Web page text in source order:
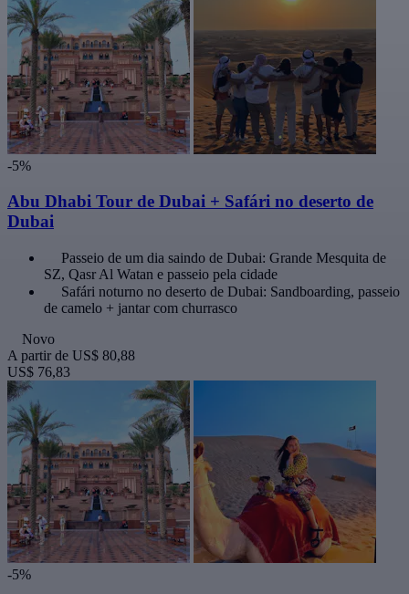
-5%
Abu Dhabi Tour de Dubai + Safári no deserto de
Dubai
Passeio de um dia saindo de Dubai: Grande Mesquita de
SZ, Qasr Al Watan e passeio pela cidade
Safári noturno no deserto de Dubai: Sandboarding, passeio
de camelo + jantar com churrasco
Novo
A partir de US$ 80,88
US$ 76,83
-5%